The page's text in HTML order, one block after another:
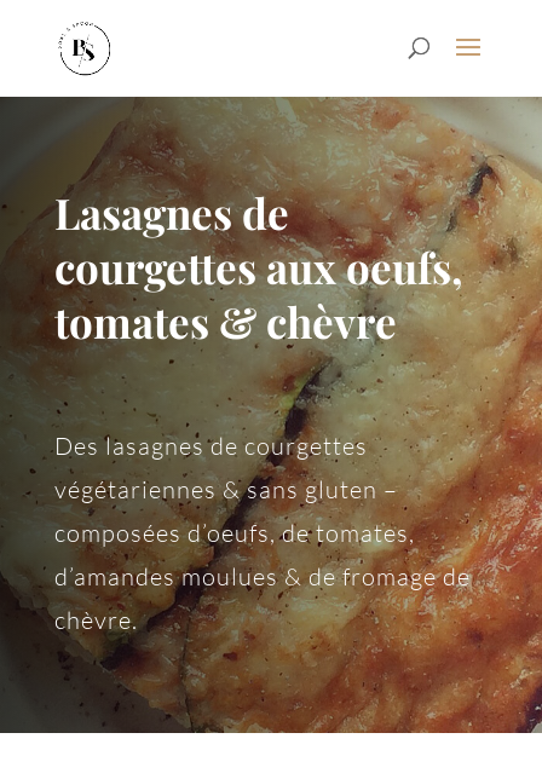
Lasagnes de
courgettes aux oeufs,
tomates & chèvre
Des lasagnes de courgettes
végétariennes & sans gluten –
composées d’oeufs, de tomates,
d’amandes moulues & de fromage de
chèvre.